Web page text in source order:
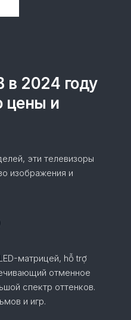
в 2024 году
цены и
эти телевизоры
изображения и
матрицей, hỗ trợ
отменное
спектр оттенков.
и игр.